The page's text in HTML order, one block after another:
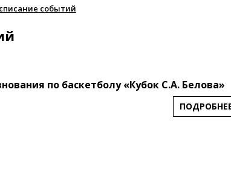
событий
по баскетболу «Кубок С.А. Белова»